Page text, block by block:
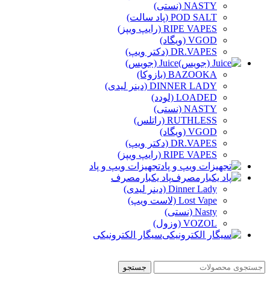
NASTY (نستی)
POD SALT (پاد سالت)
RIPE VAPES (رایپ ویپز)
VGOD (ویگاد)
DR.VAPES (دکتر ویپ)
Juice (جویس)
BAZOOKA (بازوکا)
DINNER LADY (دینر لیدی)
LOADED (لودد)
NASTY (نستی)
RUTHLESS (راتلس)
VGOD (ویگاد)
DR.VAPES (دکتر ویپ)
RIPE VAPES (رایپ ویپز)
تجهیزات ویپ و پاد
پاد یکبارمصرف
Dinner Lady (دینر لیدی)
Lost Vape (لاست ویپ)
Nasty (نستی)
VOZOL (وزول)
سیگار الکترونیکی
جستجو